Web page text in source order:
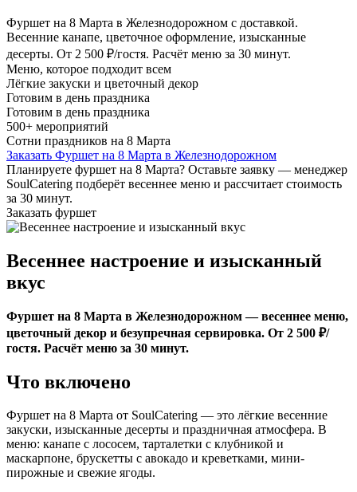
Фуршет на 8 Марта в Железнодорожном с доставкой.
Весенние канапе, цветочное оформление, изысканные
десерты. От 2 500 ₽/гостя. Расчёт меню за 30 минут.
Меню, которое подходит всем
Лёгкие закуски и цветочный декор
Готовим в день праздника
Готовим в день праздника
500+ мероприятий
Сотни праздников на 8 Марта
Заказать Фуршет на 8 Марта в Железнодорожном
Планируете фуршет на 8 Марта? Оставьте заявку — менеджер
SoulCatering подберёт весеннее меню и рассчитает стоимость
за 30 минут.
Заказать фуршет
Весеннее настроение и изысканный
вкус
Фуршет на 8 Марта в Железнодорожном — весеннее меню,
цветочный декор и безупречная сервировка. От 2 500 ₽/
гостя. Расчёт меню за 30 минут.
Что включено
Фуршет на 8 Марта от SoulCatering — это лёгкие весенние
закуски, изысканные десерты и праздничная атмосфера. В
меню: канапе с лососем, тарталетки с клубникой и
маскарпоне, брускетты с авокадо и креветками, мини-
пирожные и свежие ягоды.